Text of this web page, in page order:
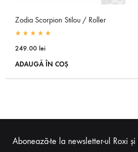
Zodia Scorpion Stilou / Roller
249.00 lei
ADAUGĂ ÎN COȘ
Abonează-te la newsletter-ul Roxi